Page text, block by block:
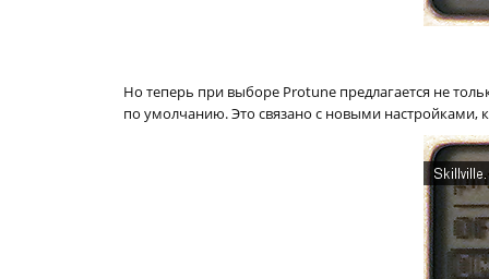
Но теперь при выборе Protune предлагается не
по умолчанию. Это связано с новыми